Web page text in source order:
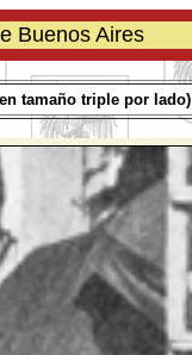
Buenos Aires
tamaño triple por lado)